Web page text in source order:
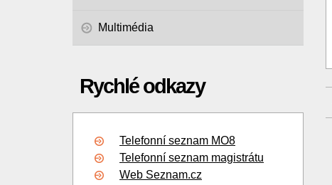
Multimédia
Rychlé odkazy
Telefonní seznam MO8
Telefonní seznam magistrátu
Web Seznam.cz